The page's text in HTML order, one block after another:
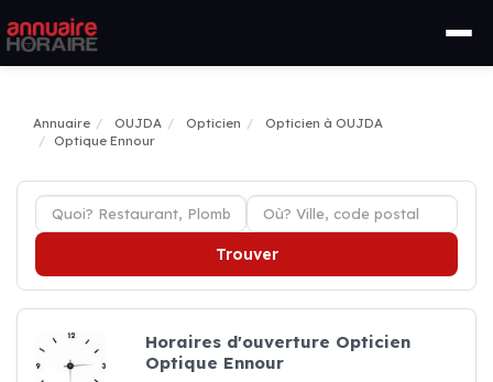
Annuaire OUJDA Opticien
Opticien à OUJDA
Optique Ennour
Trouver
Horaires d'ouverture Opticien
Optique Ennour